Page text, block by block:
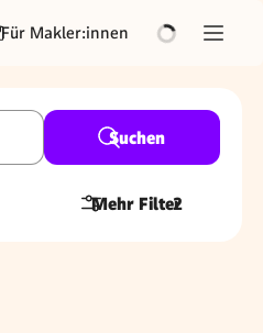
Für Makler:innen
Suchen
Mehr Filter
2